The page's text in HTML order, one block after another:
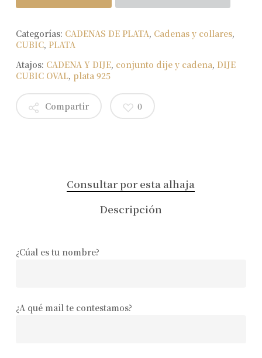
Categorías: CADENAS DE PLATA, Cadenas y collares,
CUBIC, PLATA
Atajos: CADENA Y DIJE, conjunto dije y cadena, DIJE
CUBIC OVAL, plata 925
Compartir 0
Consultar por esta alhaja
Descripción
¿Cúal es tu nombre?
¿A qué mail te contestamos?